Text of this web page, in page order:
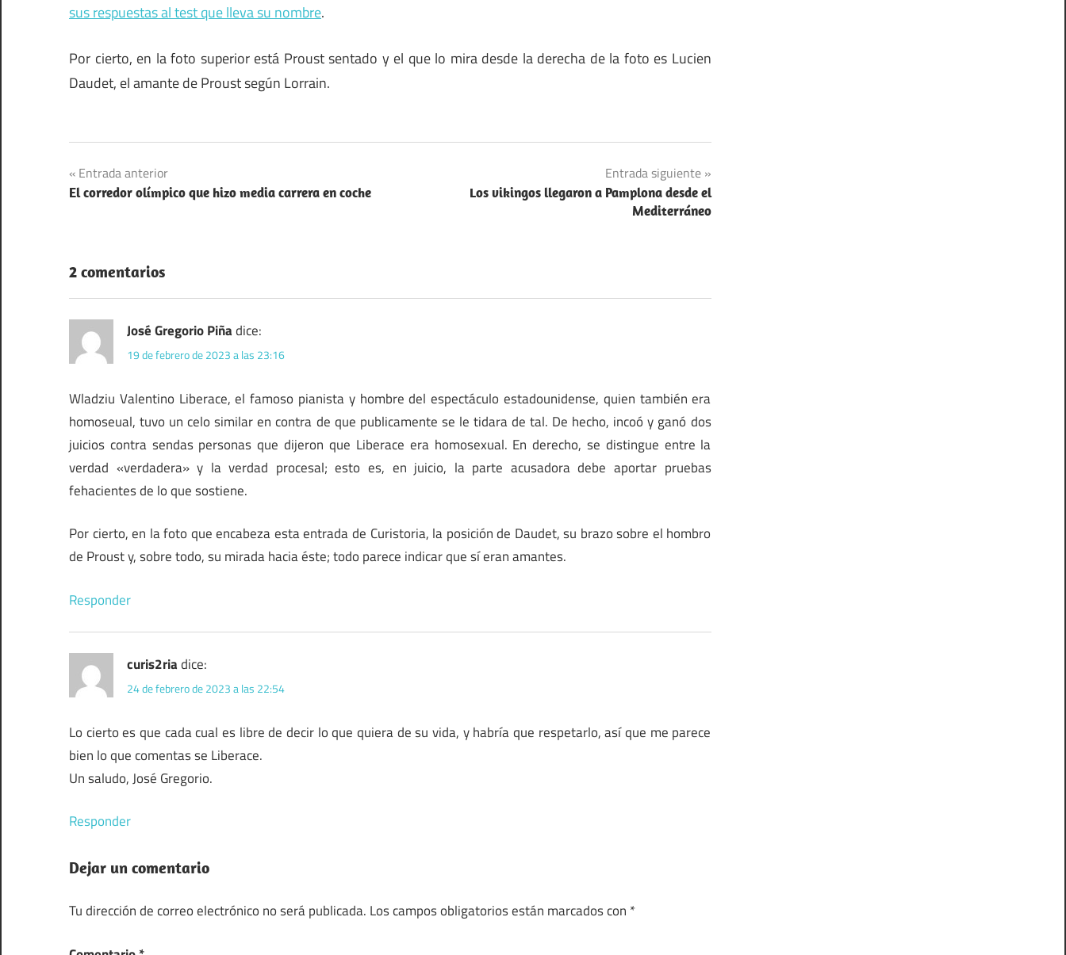
sus respuestas al test que lleva su nombre.
Por cierto, en la foto superior está Proust sentado y el que lo mira desde la derecha de la foto es Lucien
Daudet, el amante de Proust según Lorrain.
Navegación
de
Entrada anterior
El corredor olímpico que hizo media carrera en coche
Entrada siguiente
Los vikingos llegaron a Pamplona desde el
Mediterráneo
2 comentarios
José Gregorio Piñadice:
19 de febrero de 2023 a las 23:16
Wladziu Valentino Liberace, el famoso pianista y hombre del espectáculo estadounidense, quien también era
homoseual, tuvo un celo similar en contra de que publicamente se le tidara de tal. De hecho, incoó y ganó dos
juicios contra sendas personas que dijeron que Liberace era homosexual. En derecho, se distingue entre la
verdad «verdadera» y la verdad procesal; esto es, en juicio, la parte acusadora debe aportar pruebas
fehacientes de lo que sostiene.
Por cierto, en la foto que encabeza esta entrada de Curistoria, la posición de Daudet, su brazo sobre el hombro
de Proust y, sobre todo, su mirada hacia éste; todo parece indicar que sí eran amantes.
Responder
curis2riadice:
24 de febrero de 2023 a las 22:54
Lo cierto es que cada cual es libre de decir lo que quiera de su vida, y habría que respetarlo, así que me parece
bien lo que comentas se Liberace.
Un saludo, José Gregorio.
Responder
Dejar un comentario
Tu dirección de correo electrónico no será publicada. Los campos obligatorios están marcados con *